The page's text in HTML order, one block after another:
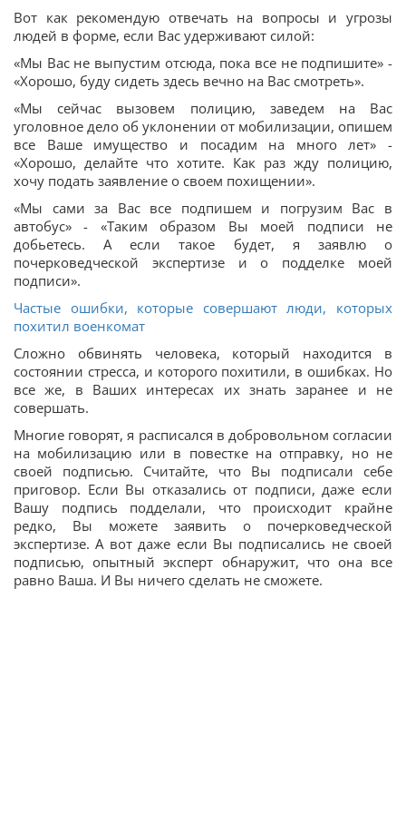
Вот как рекомендую отвечать на вопросы и угрозы
людей в форме, если Вас удерживают силой:
«Мы Вас не выпустим отсюда, пока все не подпишите» -
«Хорошо, буду сидеть здесь вечно на Вас смотреть».
«Мы сейчас вызовем полицию, заведем на Вас
уголовное дело об уклонении от мобилизации, опишем
все Ваше имущество и посадим на много лет» -
«Хорошо, делайте что хотите. Как раз жду полицию,
хочу подать заявление о своем похищении».
«Мы сами за Вас все подпишем и погрузим Вас в
автобус» - «Таким образом Вы моей подписи не
добьетесь. А если такое будет, я заявлю о
почерковедческой экспертизе и о подделке моей
подписи».
Частые ошибки, которые совершают люди, которых
похитил военкомат
Сложно обвинять человека, который находится в
состоянии стресса, и которого похитили, в ошибках. Но
все же, в Ваших интересах их знать заранее и не
совершать.
Многие говорят, я расписался в добровольном согласии
на мобилизацию или в повестке на отправку, но не
своей подписью. Считайте, что Вы подписали себе
приговор. Если Вы отказались от подписи, даже если
Вашу подпись подделали, что происходит крайне
редко, Вы можете заявить о почерковедческой
экспертизе. А вот даже если Вы подписались не своей
подписью, опытный эксперт обнаружит, что она все
равно Ваша. И Вы ничего сделать не сможете.